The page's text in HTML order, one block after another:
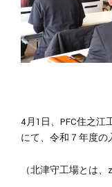
4月1日、PFC住之江
にて、令和７年度の
（北津守工場とは